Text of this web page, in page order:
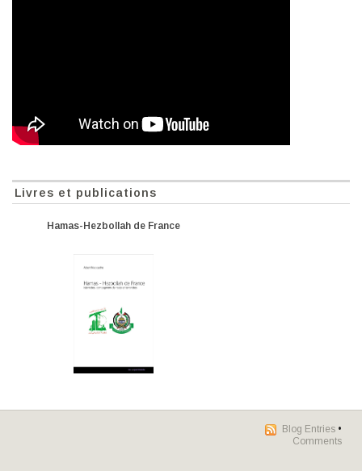
Livres et publications
Hamas-Hezbollah de France
Blog Entries •
Comments